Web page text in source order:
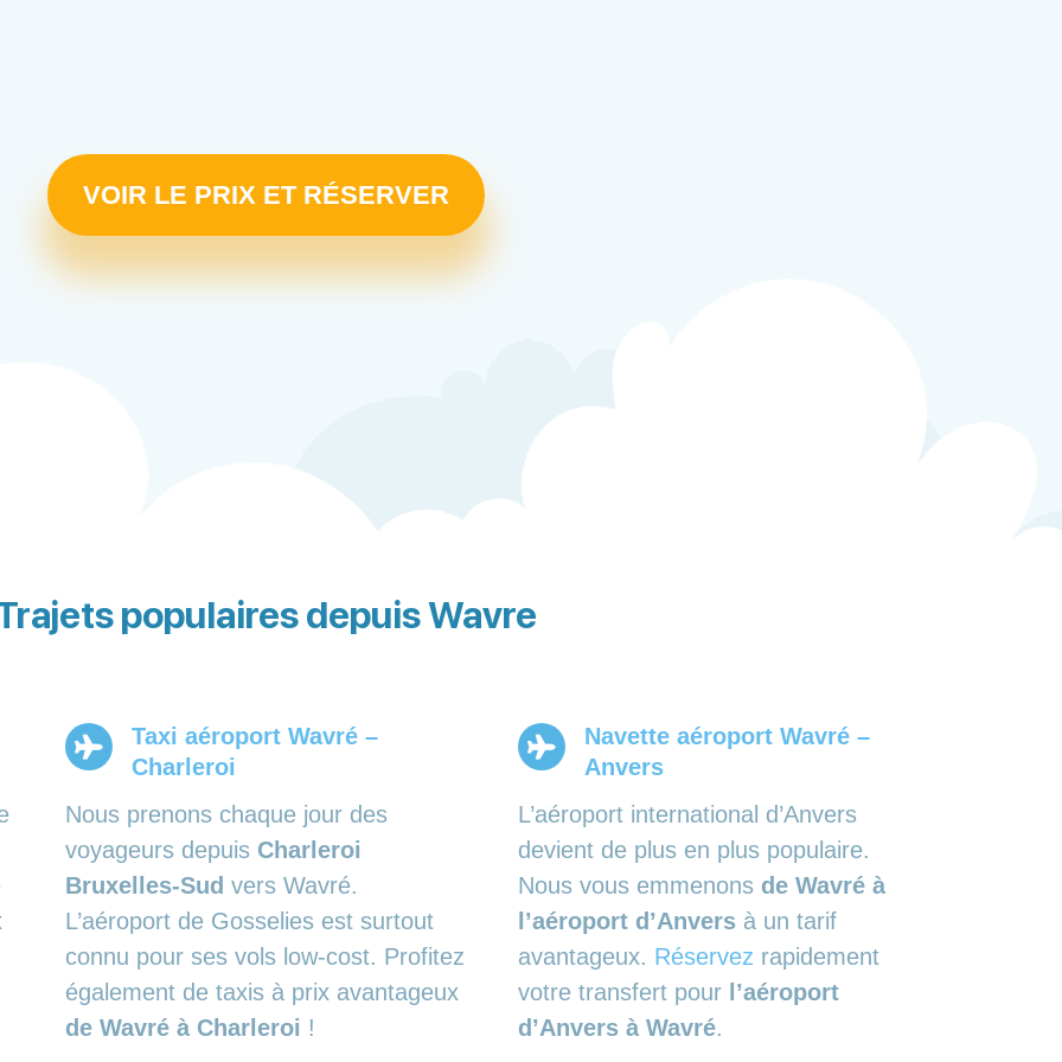
VOIR LE PRIX ET RÉSERVER
populaires depuis Wavre
Taxi aéroport Wavré –
Charleroi
Nous prenons chaque jour des
voyageurs depuis Charleroi
Bruxelles-Sud vers Wavré.
L’aéroport de Gosselies est surtout
connu pour ses vols low-cost. Profitez
également de taxis à prix avantageux
de Wavré à Charleroi !
Navette aéroport Wavré –
Anvers
L’aéroport international d’Anvers
devient de plus en plus populaire.
Nous vous emmenons de Wavré à
l’aéroport d’Anversà un tarif
avantageux. Réservez rapidement
votre transfert pour l’aéroport
d’Anvers à Wavré.